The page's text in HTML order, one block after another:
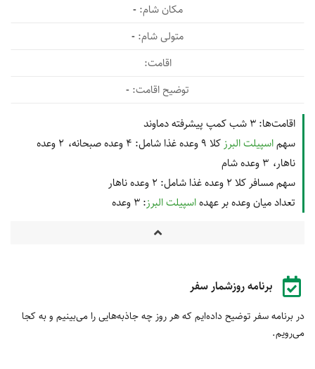
-
-
-
اقامت‌ها: 3 شب کمپ پیشرفته دماوند
سهماسپیلت البرز کلا 9 وعده غذا شامل: 4 وعده صبحانه
2 وعده
ناهار
3 وعده شام
سهم مسافر کلا 2 وعده غذا شامل:
2 وعده ناهار
تعداد میان وعده بر عهدهاسپیلت البرز: 3 وعده
برنامه روزشمار سفر
در برنامه سفر توضیح داده‌ایم که هر روز چه جاذبه‌هایی را می‌بینیم و به کجا
می‌رویم.